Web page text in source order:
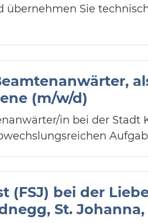
übernehmen Sie
(m/w/d)
in bei der Stadt
(FSJ) bei der
St.